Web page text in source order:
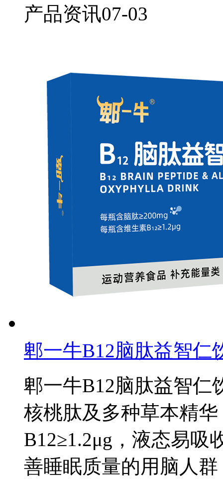
产品资讯07-03
郫一牛B12脑肽益智仁
郫一牛B12脑肽益智仁
核桃肽及多种草本精
B12≥1.2μg，液态易吸
善睡眠质量的用脑人